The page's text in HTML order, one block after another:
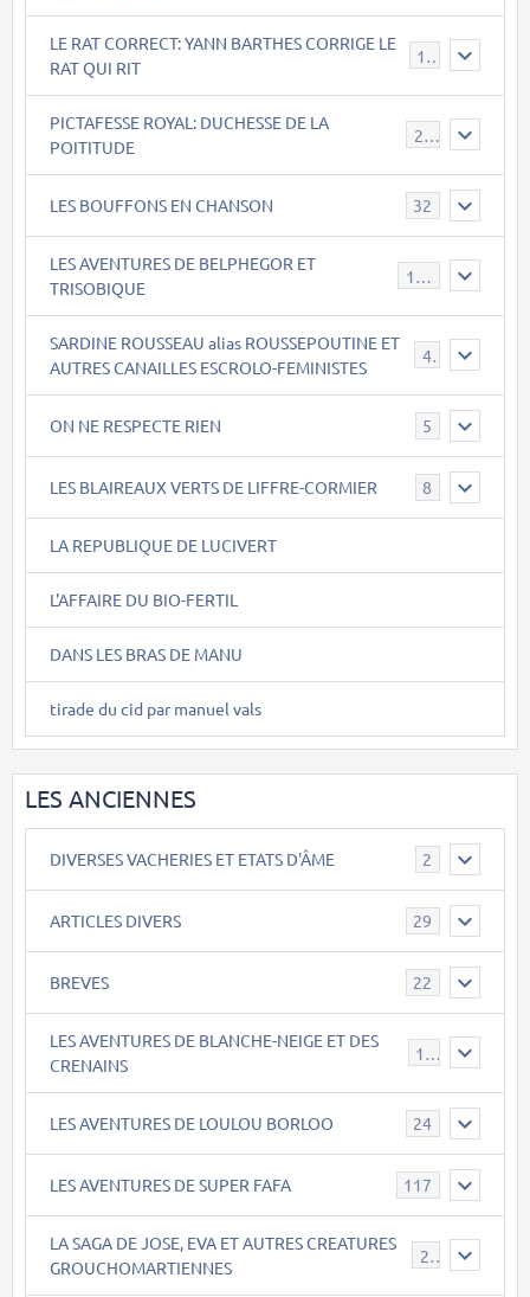
LE RAT CORRECT: YANN BARTHES CORRIGE LE
RAT QUI RIT
PICTAFESSE ROYAL: DUCHESSE DE LA
POITITUDE
LES BOUFFONS EN CHANSON 32
LES AVENTURES DE BELPHEGOR ET
TRISOBIQUE
SARDINE ROUSSEAU alias ROUSSEPOUTINE ET
AUTRES CANAILLES ESCROLO-FEMINISTES
40
ON NE RESPECTE RIEN 5
LES BLAIREAUX VERTS DE LIFFRE-CORMIER 8
LA REPUBLIQUE DE LUCIVERT
L'AFFAIRE DU BIO-FERTIL
DANS LES BRAS DE MANU
tirade du cid par manuel vals
LES ANCIENNES
DIVERSES VACHERIES ET ETATS D'ÂME 2
ARTICLES DIVERS 29
BREVES 22
LES AVENTURES DE BLANCHE-NEIGE ET DES
CRENAINS
LES AVENTURES DE LOULOU BORLOO 24
LES AVENTURES DE SUPER FAFA 117
LA SAGA DE JOSE, EVA ET AUTRES CREATURES
GROUCHOMARTIENNES